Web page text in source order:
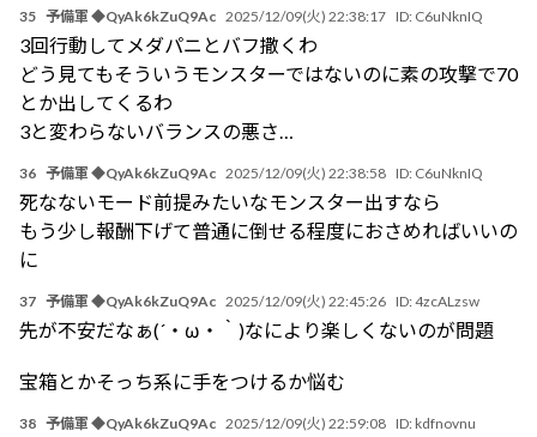
35 予備軍 ◆QyAk6kZuQ9Ac 2025/12/09(火) 22:38:17 ID: C6uNknIQ
3回行動してメダパニとバフ撒くわ
どう見てもそういうモンスターではないのに素の攻撃で70
とか出してくるわ
3と変わらないバランスの悪さ…
36 予備軍 ◆QyAk6kZuQ9Ac 2025/12/09(火) 22:38:58 ID: C6uNknIQ
死なないモード前提みたいなモンスター出すなら
もう少し報酬下げて普通に倒せる程度におさめればいいの
に
37 予備軍 ◆QyAk6kZuQ9Ac 2025/12/09(火) 22:45:26 ID:4zcALzsw
先が不安だなぁ(´・ω・｀)なにより楽しくないのが問題
宝箱とかそっち系に手をつけるか悩む
38 予備軍 ◆QyAk6kZuQ9Ac 2025/12/09(火) 22:59:08 ID: kdfnovnu